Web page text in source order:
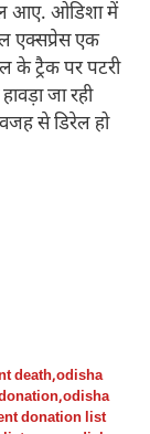
आए. ओडिशा में
एक्सप्रेस एक
के ट्रैक पर पटरी
जा रही
से डिरेल हो
death,odisha
,odisha
donation list